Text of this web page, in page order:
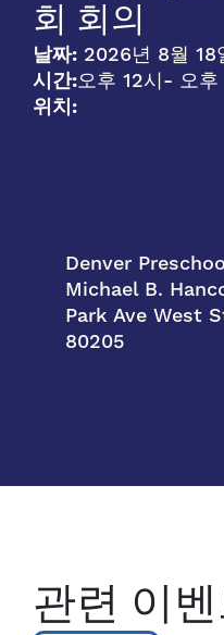
회 회의
날짜: 2026년 8월 18
시간:오후 12시- 오후
위치:
Denver
Michael B.
Park Ave West
80205
관련 이